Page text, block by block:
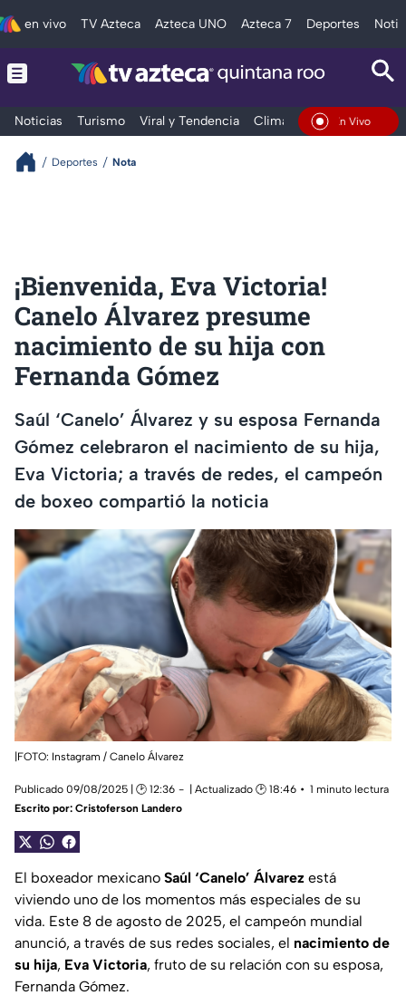
en vivo TV Azteca Azteca UNO Azteca 7 Deportes
Noticias Turismo Viral y Tendencia Clima Tráfico
En Vivo
Deportes Nota
¡Bienvenida, Eva Victoria!
Canelo Álvarez presume
nacimiento de su hija con
Fernanda Gómez
Saúl ‘Canelo’ Álvarez y su esposa Fernanda
Gómez celebraron el nacimiento de su hija,
Eva Victoria; a través de redes, el campeón
de boxeo compartió la noticia
|FOTO: Instagram / Canelo Álvarez
Publicado 09/08/2025 | 🕑 12:36 | Actualizado 🕑 18:46
1 minuto lectura
Escrito por: Cristoferson Landero
El boxeador mexicano Saúl ‘Canelo’ Álvarez está
viviendo uno de los momentos más especiales de su
vida. Este 8 de agosto de 2025, el campeón mundial
anunció, a través de sus redes sociales, el nacimiento de
su hija, Eva Victoria, fruto de su relación con su esposa,
Fernanda Gómez.